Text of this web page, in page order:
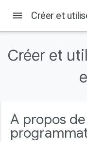
Sur cette page
1. Avant de commencer
2. Définir et appeler une
menu Créer et
Créer et
À propos